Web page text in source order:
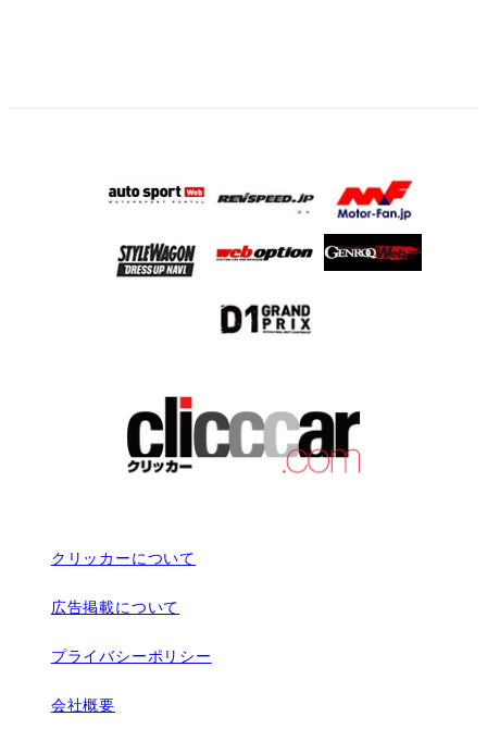
クリッカーについて
広告掲載について
プライバシーポリシー
会社概要